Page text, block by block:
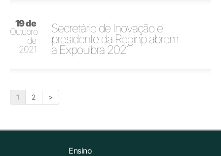
19 de
Outubro
de
2021
Secretário de Inovação e
presidente da Reginp abrem
a Expoulbra 2021
1 2 >
Ensino